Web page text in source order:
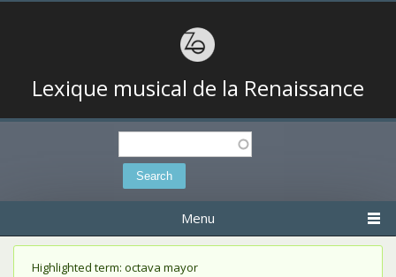
Lexique musical de la Renaissance
Search
Menu
Status message
Highlighted term: octava mayor